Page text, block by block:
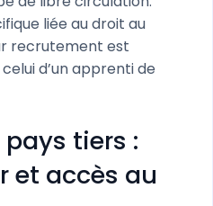
liée au droit au
recrutement est
d’un apprenti de
tiers :
et accès au